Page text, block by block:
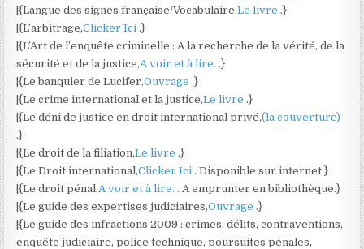
|{Langue des signes française/Vocabulaire,Le livre.}
|{L’arbitrage,Clicker Ici.}
|{L’Art de l’enquête criminelle : À la recherche de la vérité, de la
sécurité et de la justice,A voir et à lire..}
|{Le banquier de Lucifer,Ouvrage.}
|{Le crime international et la justice,Le livre.}
|{Le déni de justice en droit international privé,(la couverture)
.}
|{Le droit de la filiation,Le livre.}
|{Le Droit international,Clicker Ici. Disponible sur internet.}
|{Le droit pénal,A voir et à lire.. A emprunter en bibliothèque.}
|{Le guide des expertises judiciaires,Ouvrage.}
|{Le guide des infractions 2009 : crimes, délits, contraventions,
enquête judiciaire, police technique, poursuites pénales,